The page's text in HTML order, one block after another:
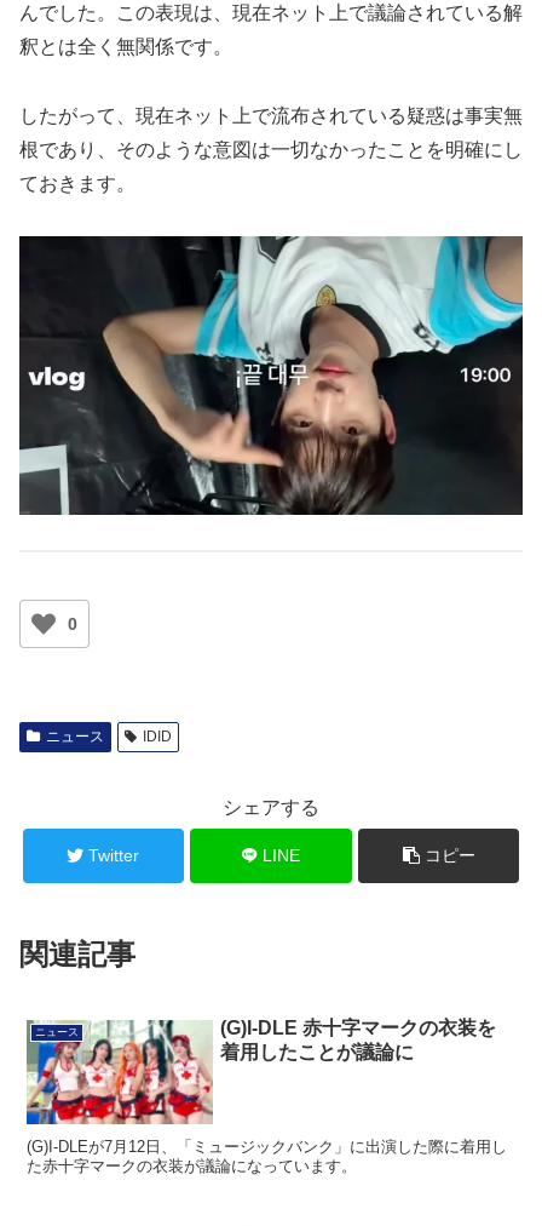
んでした。この表現は、現在ネット上で議論されている解
釈とは全く無関係です。
したがって、現在ネット上で流布されている疑惑は事実無
根であり、そのような意図は一切なかったことを明確にし
ておきます。
0
ニュース IDID
シェアする
Twitter LINE コピー
関連記事
ニュース
(G)I-DLE 赤十字マークの衣装を
着用したことが議論に
(G)I-DLEが7月12日、「ミュージックバンク」に出演した際に着用し
た赤十字マークの衣装が議論になっています。